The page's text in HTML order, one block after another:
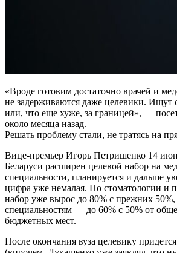
«Вроде готовим достаточно врачей и
не задерживаются даже целевики. Ищут
или, что еще хуже, за границей», —
около месяца назад.
Решать проблему стали, не тратясь на
Вице-премьер Игорь Петришенко 14
Беларуси расширен целевой набор на
специальности, планируется и дальше
цифра уже немалая. По стоматологии и
набор уже вырос до 80% с прежних
специальностям — до 60% с 50% от
бюджетных мест.
После окончания вуза целевику придется